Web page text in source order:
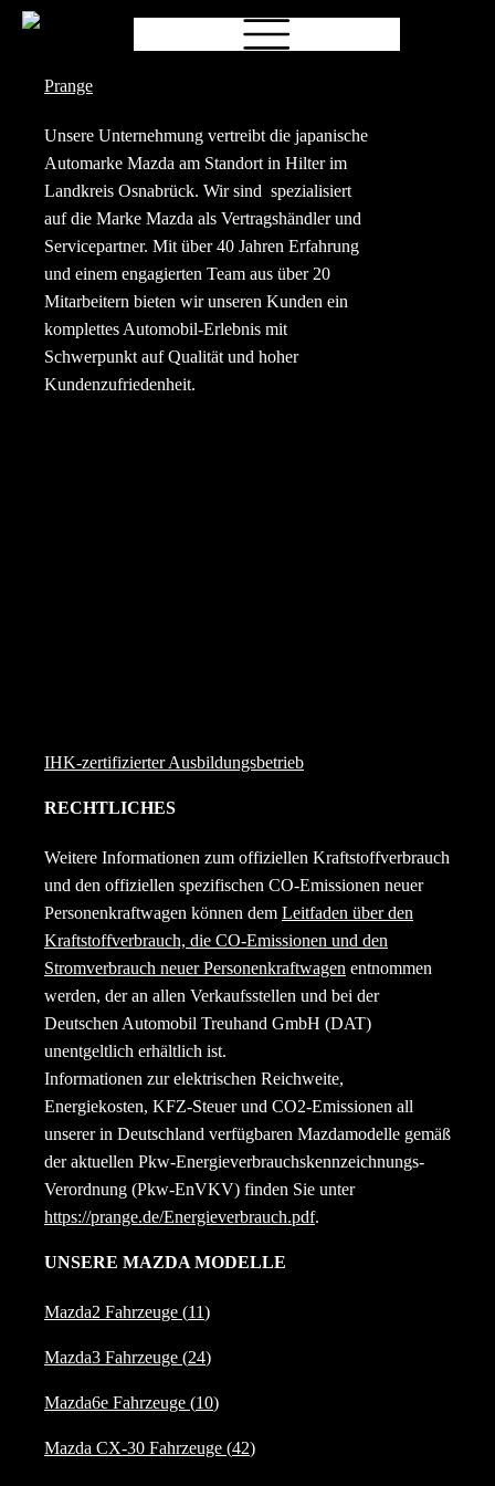
Unsere Unternehmung vertreibt die japanische
Automarke Mazda am Standort in Hilter im
Landkreis Osnabrück. Wir sind spezialisiert
auf die Marke Mazda als Vertragshändler und
Servicepartner. Mit über 40 Jahren Erfahrung
und einem engagierten Team aus über 20
Mitarbeitern bieten wir unseren Kunden ein
komplettes Automobil-Erlebnis mit
Schwerpunkt auf Qualität und hoher
Kundenzufriedenheit.
IHK-zertifizierter Ausbildungsbetrieb
RECHTLICHES
Weitere Informationen zum offiziellen Kraftstoffverbrauch
und den offiziellen spezifischen CO-Emissionen neuer
Personenkraftwagen können dem Leitfaden über den
Kraftstoffverbrauch, die CO-Emissionen und den
Stromverbrauch neuer Personenkraftwagen entnommen
werden, der an allen Verkaufsstellen und bei der
Deutschen Automobil Treuhand GmbH (DAT)
unentgeltlich erhältlich ist.
Informationen zur elektrischen Reichweite,
Energiekosten, KFZ-Steuer und CO2-Emissionen all
unserer in Deutschland verfügbaren Mazdamodelle gemäß
der aktuellen Pkw-Energieverbrauchskennzeichnungs-
Verordnung (Pkw-EnVKV) finden Sie unter
https://prange.de/Energieverbrauch.pdf.
UNSERE MAZDA MODELLE
Mazda2 Fahrzeuge (11)
Mazda3 Fahrzeuge (24)
Mazda6e Fahrzeuge (10)
Mazda CX-30 Fahrzeuge (42)